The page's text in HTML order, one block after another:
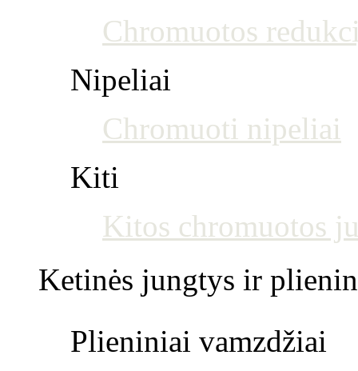
Chromuotos
Nipeliai
Chromuoti nipeliai
Kiti
Kitos chromuotos
Ketinės jungtys ir
Plieniniai vamzdžiai